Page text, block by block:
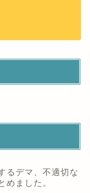
るデマ、不適切な
めました。